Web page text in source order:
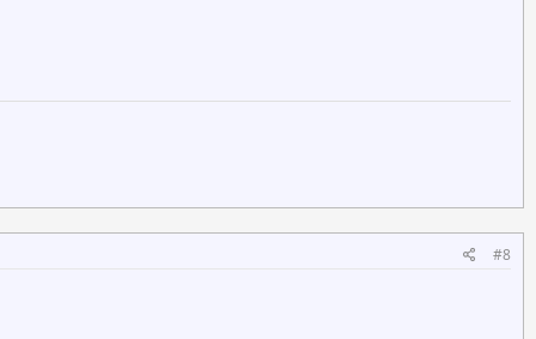
#8